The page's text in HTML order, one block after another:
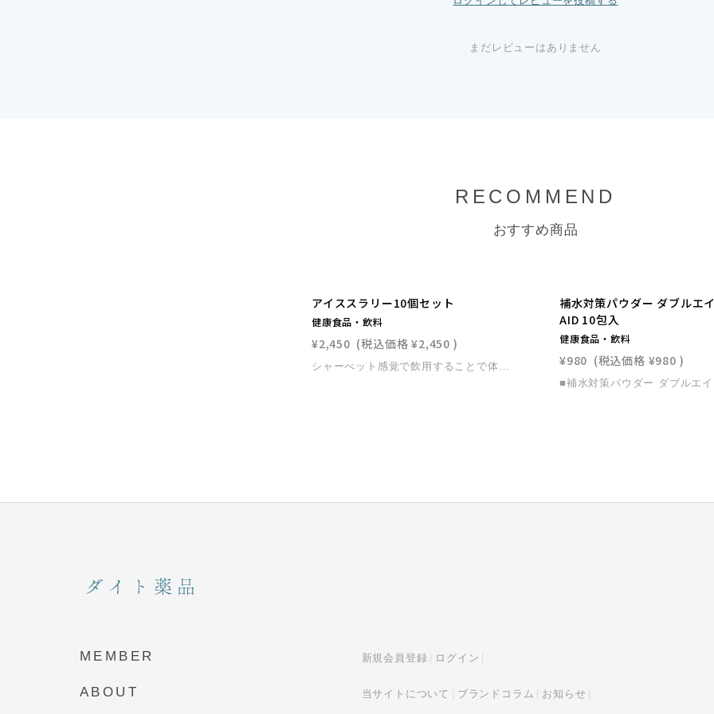
まだレビューはありません
RECOMMEND
おすすめ商品
アイススラリー10個セット
健康食品・飲料
¥2,450 (税込価格 ¥2,450 )
補水対策パウダー ダブルエ
AID 10包入
健康食品・飲料
¥980 (税込価格 ¥980 )
MEMBER 新規会員登録 ログイン
ABOUT 当サイトについて ブランドコラム お知らせ